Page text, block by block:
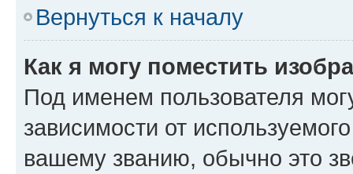
Вернуться к началу
Как я могу поместить
Под именем пользователя
зависимости от
вашему званию, обычно это